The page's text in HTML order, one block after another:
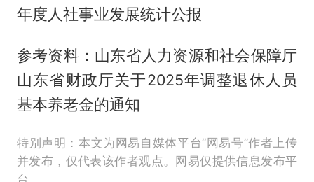
年度人社事业发展统计公报
参考资料：山东省人力资源和社会保障厅
山东省财政厅关于2025年调整退休人员
基本养老金的通知
特别声明：本文为网易自媒体平台“网易号”作者上传
并发布，仅代表该作者观点。网易仅提供信息发布平